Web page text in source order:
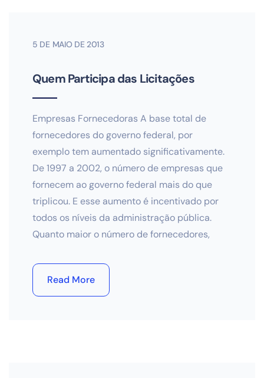
5 DE MAIO DE 2013
Quem Participa das Licitações
Empresas Fornecedoras A base total de
fornecedores do governo federal, por
exemplo tem aumentado significativamente.
De 1997 a 2002, o número de empresas que
fornecem ao governo federal mais do que
triplicou. E esse aumento é incentivado por
todos os níveis da administração pública.
Quanto maior o número de fornecedores,
Read More